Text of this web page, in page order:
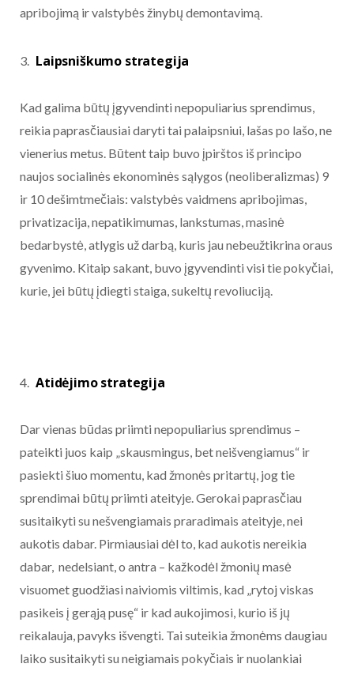
apribojimą ir valstybės žinybų demontavimą.
Laipsniškumo strategija
Kad galima būtų įgyvendinti nepopuliarius sprendimus,
reikia paprasčiausiai daryti tai palaipsniui, lašas po lašo, ne
vienerius metus. Būtent taip buvo įpirštos iš principo
naujos socialinės ekonominės sąlygos (neoliberalizmas) 9
ir 10 dešimtmečiais: valstybės vaidmens apribojimas,
privatizacija, nepatikimumas, lankstumas, masinė
bedarbystė, atlygis už darbą, kuris jau nebeužtikrina oraus
gyvenimo. Kitaip sakant, buvo įgyvendinti visi tie pokyčiai,
kurie, jei būtų įdiegti staiga, sukeltų revoliuciją.
Atidėjimo strategija
Dar vienas būdas priimti nepopuliarius sprendimus –
pateikti juos kaip „skausmingus, bet neišvengiamus“ ir
pasiekti šiuo momentu, kad žmonės pritartų, jog tie
sprendimai būtų priimti ateityje. Gerokai paprasčiau
susitaikyti su nešvengiamais praradimais ateityje, nei
aukotis dabar. Pirmiausiai dėl to, kad aukotis nereikia
dabar, nedelsiant, o antra – kažkodėl žmonių masė
visuomet guodžiasi naiviomis viltimis, kad „rytoj viskas
pasikeis į gerąją pusę“ ir kad aukojimosi, kurio iš jų
reikalauja, pavyks išvengti. Tai suteikia žmonėms daugiau
laiko susitaikyti su neigiamais pokyčiais ir nuolankiai